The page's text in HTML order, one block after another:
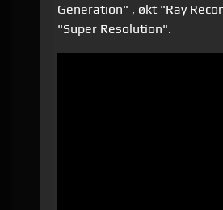
Generation" , økt "Ray
"Super Resolution".